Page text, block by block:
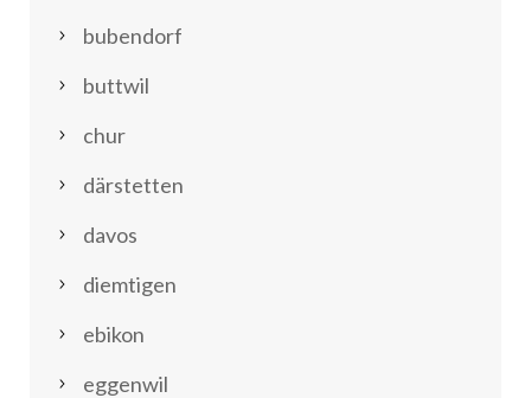
bubendorf
buttwil
chur
därstetten
davos
diemtigen
ebikon
eggenwil